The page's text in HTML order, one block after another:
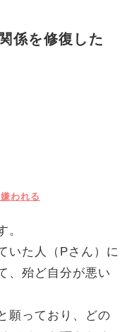
係を修復した
われる
。
いた人（Pさん）に
、殆ど自分が悪い
願っており、どの